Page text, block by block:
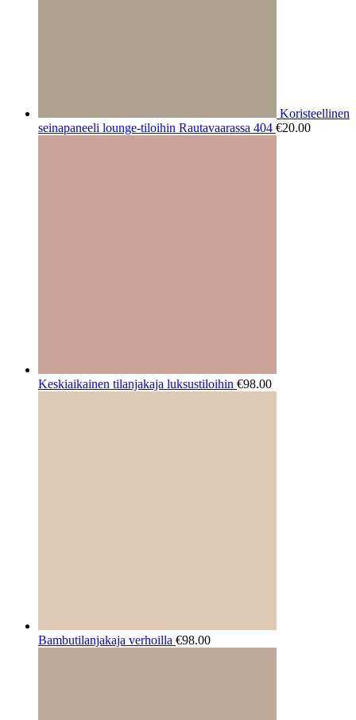
Koristeellinen
seinapaneeli lounge-tiloihin Rautavaarassa 404 €20.00
Keskiaikainen tilanjakaja luksustiloihin €98.00
Bambutilanjakaja verhoilla €98.00